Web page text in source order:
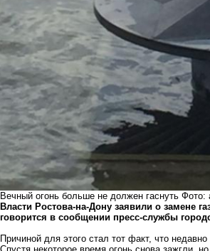
Вечный огонь больше не должен гаснуть Фото:
Власти Ростова-на-Дону заявили о замене
говорится в сообщении пресс-службы
Причиной для этого стал тот факт, что